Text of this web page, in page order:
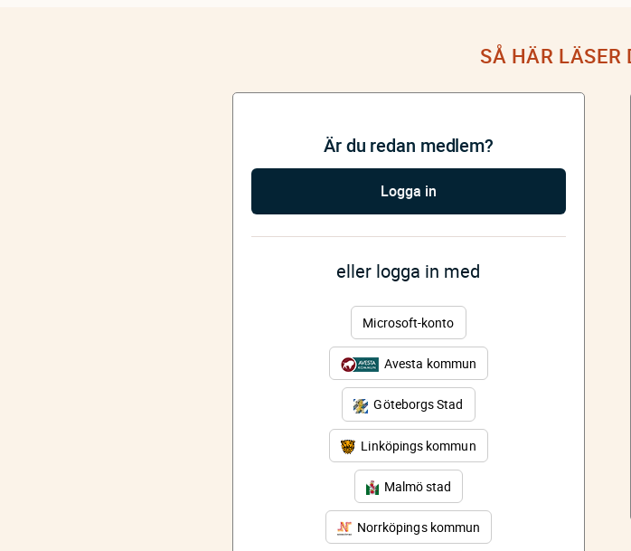
SÅ HÄR LÄSER
Är du redan medlem?
Logga in
eller logga in med
Microsoft-konto
Avesta kommun
Göteborgs Stad
Linköpings kommun
Malmö stad
Norrköpings kommun